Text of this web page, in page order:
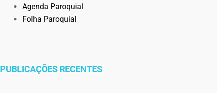
Agenda Paroquial
Folha Paroquial
PUBLICAÇÕES RECENTES